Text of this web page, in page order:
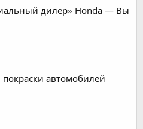
дилер» Honda — Вы
автомобилей